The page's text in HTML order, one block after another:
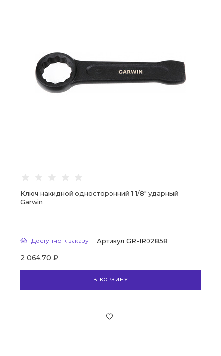
Ключ накидной односторонний 1 1/8" ударный
Garwin
Доступно к заказу Артикул GR-IR02858
2 064.70 ₽
В КОРЗИНУ